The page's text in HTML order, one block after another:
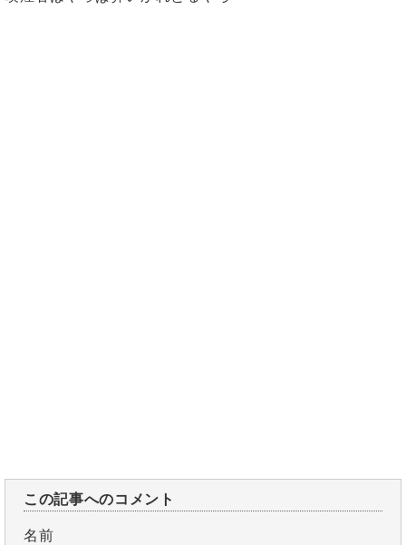
この記事へのコメント
名前